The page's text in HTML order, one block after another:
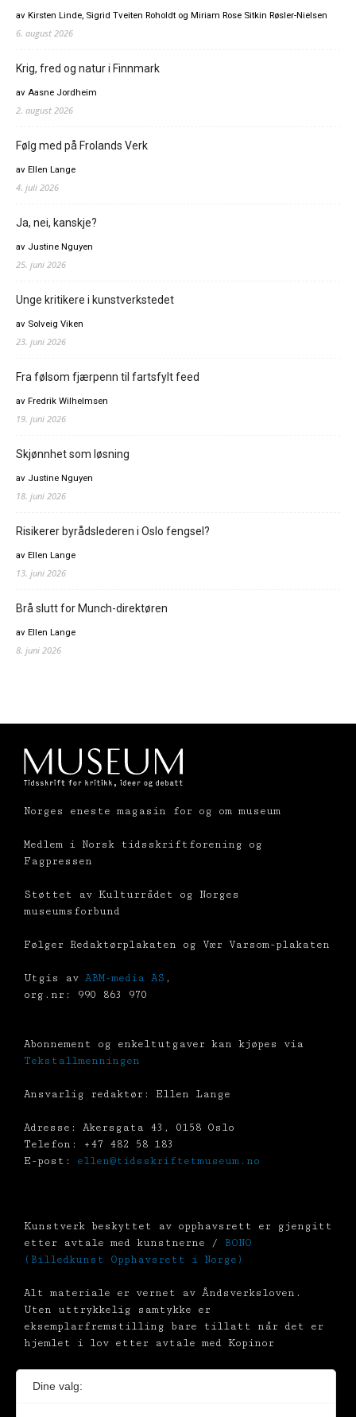
av Kirsten Linde, Sigrid Tveiten Roholdt og Miriam Rose Sitkin Røsler-Nielsen
6. august 2026
Krig, fred og natur i Finnmark
av Aasne Jordheim
2. august 2026
Følg med på Frolands Verk
av Ellen Lange
4. juli 2026
Ja, nei, kanskje?
av Justine Nguyen
25. juni 2026
Unge kritikere i kunstverkstedet
av Solveig Viken
23. juni 2026
Fra følsom fjærpenn til fartsfylt feed
av Fredrik Wilhelmsen
19. juni 2026
Skjønnhet som løsning
av Justine Nguyen
18. juni 2026
Risikerer byrådslederen i Oslo fengsel?
av Ellen Lange
13. juni 2026
Brå slutt for Munch-direktøren
av Ellen Lange
8. juni 2026
Norges eneste magasin for og om museum
Medlem i Norsk tidsskriftforening og
Fagpressen
Støttet av Kulturrådet og Norges
museumsforbund
Følger Redaktørplakaten og Vær Varsom-plakaten
Utgis av ABM-media AS ,
org.nr: 990 863 970
Abonnement og enkeltutgaver kan kjøpes via
Tekstallmenningen
Ansvarlig redaktør: Ellen Lange
Adresse: Akersgata 43, 0158 Oslo
Telefon: +47 482 58 183
E-post: ellen@tidsskriftetmuseum.no
Kunstverk beskyttet av opphavsrett er gjengitt
etter avtale med kunstnerne / BONO
(Billedkunst Opphavsrett i Norge)
Alt materiale er vernet av Åndsverksloven.
Uten uttrykkelig samtykke er
eksemplarfremstilling bare tillatt når det er
hjemlet i lov etter avtale med Kopinor
Dine valg: